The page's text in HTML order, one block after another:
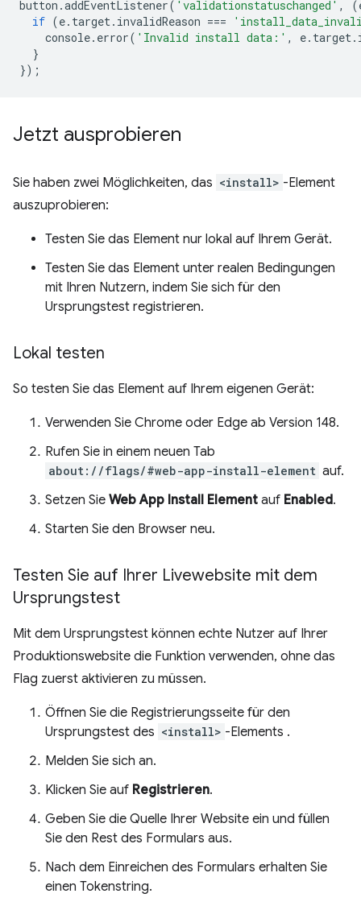
button .addEventListener( 'validationstatuschanged' , (
if (e. target. invalidReason ===
console. error( 'Invalid install data:' , e. target.
}
});
Jetzt ausprobieren
Sie haben zwei Möglichkeiten, das <install> -Element
auszuprobieren:
Testen Sie das Element nur lokal auf Ihrem Gerät.
Testen Sie das Element unter realen Bedingungen
mit Ihren Nutzern, indem Sie sich für den
Ursprungstest registrieren.
Lokal testen
So testen Sie das Element auf Ihrem eigenen Gerät:
Verwenden Sie Chrome oder Edge ab Version 148.
Rufen Sie in einem neuen Tab
about://flags/#web-app-install-element auf.
Setzen Sie Web App Install Element auf Enabled.
Starten Sie den Browser neu.
Testen Sie auf Ihrer Livewebsite mit dem
Ursprungstest
Mit dem Ursprungstest können echte Nutzer auf Ihrer
Produktionswebsite die Funktion verwenden, ohne das
Flag zuerst aktivieren zu müssen.
Öffnen Sie die Registrierungsseite für den
Ursprungstest des <install> -Elements .
Melden Sie sich an.
Klicken Sie auf Registrieren.
Geben Sie die Quelle Ihrer Website ein und füllen
Sie den Rest des Formulars aus.
Nach dem Einreichen des Formulars erhalten Sie
einen Tokenstring.